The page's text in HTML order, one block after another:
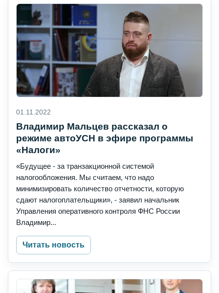
01.11.2022
Владимир Мальцев рассказал о
режиме автоУСН в эфире программы
«Налоги»
«Будущее - за транзакционной системой
налогообложения. Мы считаем, что надо
минимизировать количество отчетности, которую
сдают налогоплательщики», - заявил начальник
Управления оперативного контроля ФНС России
Владимир...
Читать новость